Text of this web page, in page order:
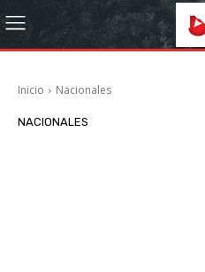
Inicio Nacionales
NACIONALES